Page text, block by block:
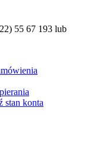
55 67 193 lub
stan konta